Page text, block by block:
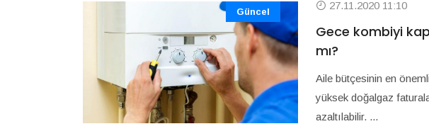
Güncel 27.11.2020 11:10
Gece kombiyi
mı?
Aile bütçesinin en
yüksek doğalgaz
azaltılabilir. ...